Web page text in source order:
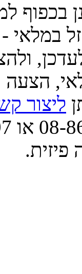
במלאי -
הצעה
ליצור
פיזית.